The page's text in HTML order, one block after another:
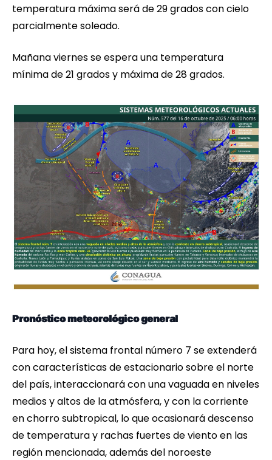
temperatura máxima será de 29 grados con cielo
parcialmente soleado.
Mañana viernes se espera una temperatura
mínima de 21 grados y máxima de 28 grados.
Pronóstico meteorológico general
Para hoy, el sistema frontal número 7 se extenderá
con características de estacionario sobre el norte
del país, interaccionará con una vaguada en niveles
medios y altos de la atmósfera, y con la corriente
en chorro subtropical, lo que ocasionará descenso
de temperatura y rachas fuertes de viento en las
región mencionada, además del noroeste